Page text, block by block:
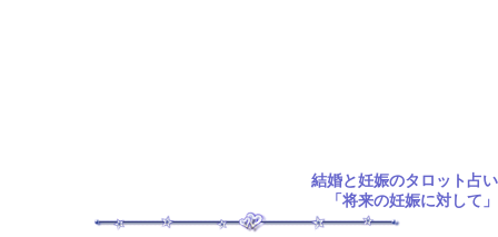
結婚と妊娠のタロット占い
「将来の妊娠に対して」